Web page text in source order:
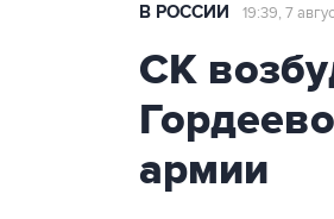
В РОССИИ 19:39, 7
СК
армии